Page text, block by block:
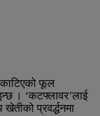
फूल
। ‘कटफ्लावर’लाई
प्रवर्द्धनमा